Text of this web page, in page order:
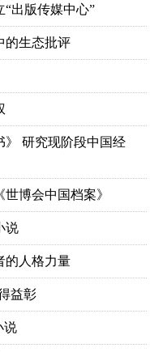
出版传媒中心”
的生态批评
》 研究现阶段中国经
博会中国档案》
说
的人格力量
益彰
说